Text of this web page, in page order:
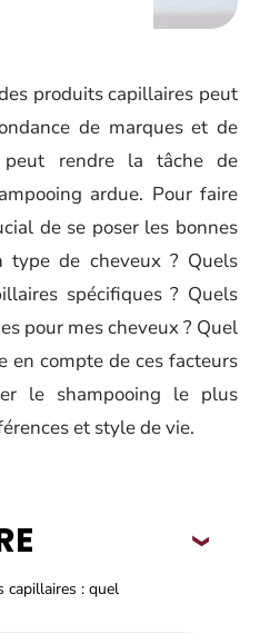
produits capillaires peut
de marques et de
peut rendre la tâche de
ardue. Pour faire
de se poser les bonnes
type de cheveux ? Quels
spécifiques ? Quels
pour mes cheveux ? Quel
en compte de ces facteurs
le shampooing le plus
et style de vie.
capillaires : quel